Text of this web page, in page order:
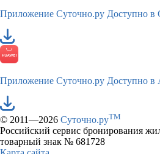
Приложение Суточно.ру Доступно в
Приложение Суточно.ру Доступно в
© 2011—2026 Суточно.руTM
Российский сервис бронирования
товарный знак № 681728